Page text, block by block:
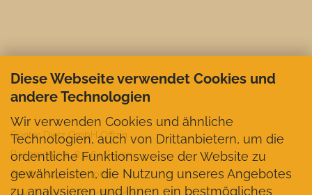
Diese Webseite verwendet Cookies und
andere Technologien
Wir verwenden Cookies und ähnliche
Technologien, auch von Drittanbietern, um die
ordentliche Funktionsweise der Website zu
gewährleisten, die Nutzung unseres Angebotes
zu analysieren und Ihnen ein bestmögliches
Günter Dietz GmbH Offizin
Bachmühle 2, 83564 Soyen
Telefon +49 8072-1062